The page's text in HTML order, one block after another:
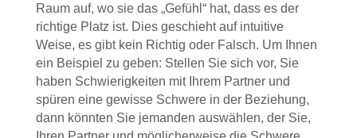
Raum auf, wo sie das „Gefühl“ hat, dass es der
richtige Platz ist. Dies geschieht auf intuitive
Weise, es gibt kein Richtig oder Falsch. Um Ihnen
ein Beispiel zu geben: Stellen Sie sich vor, Sie
haben Schwierigkeiten mit Ihrem Partner und
spüren eine gewisse Schwere in der Beziehung,
dann könnten Sie jemanden auswählen, der Sie,